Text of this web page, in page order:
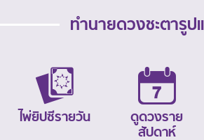
ทำนายดวงชะตารูป
ไพ่ยิปซีรายวัน
ดูดวงราย
สัปดาห์